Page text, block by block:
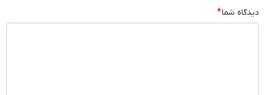
دیدگاه شما*